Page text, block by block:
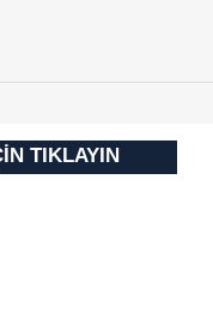
yer alan panel
ilişkin detaylı bilgi
Kanunu uyarınca
TIKLAYIN